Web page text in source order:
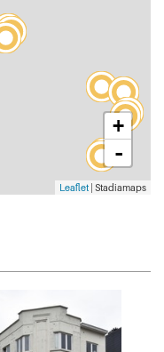
+
-
Leaflet | Stadiamaps